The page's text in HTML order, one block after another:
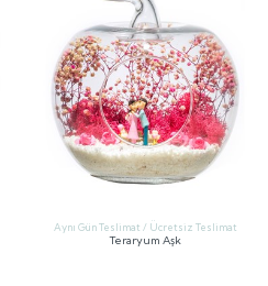
Aynı Gün Teslimat / Ücretsiz Teslimat
Teraryum Aşk